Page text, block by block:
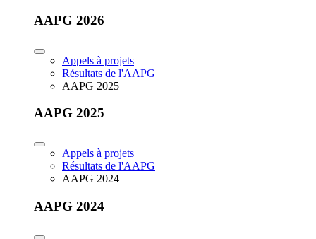
AAPG 2026
Appels à projets
Résultats de l'AAPG
AAPG 2025
AAPG 2025
Appels à projets
Résultats de l'AAPG
AAPG 2024
AAPG 2024